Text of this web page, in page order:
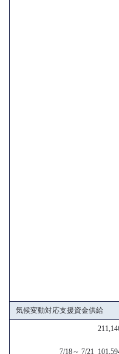
気候変動対応支援資金供給
7/18～ 7/21